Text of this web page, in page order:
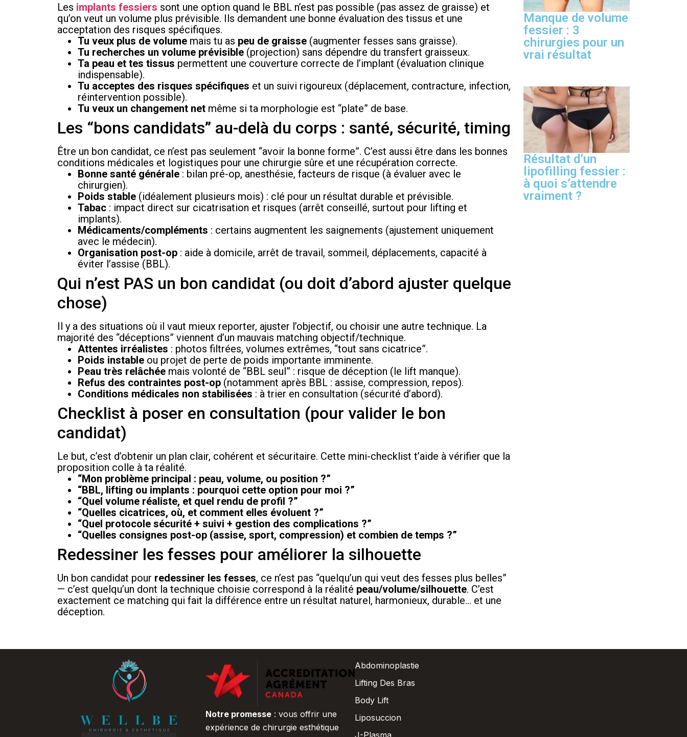
Les implants fessiers sont une option quand le BBL n’est pas possible (pas assez de graisse) et
qu’on veut un volume plus prévisible. Ils demandent une bonne évaluation des tissus et une
acceptation des risques spécifiques.
Tu veux plus de volume mais tu as peu de graisse (augmenter fesses sans graisse).
Tu recherches un volume prévisible (projection) sans dépendre du transfert graisseux.
Ta peau et tes tissus permettent une couverture correcte de l’implant (évaluation clinique
indispensable).
Tu acceptes des risques spécifiques et un suivi rigoureux (déplacement, contracture, infection,
réintervention possible).
Tu veux un changement net même si ta morphologie est “plate” de base.
Les “bons candidats” au-delà du corps : santé, sécurité, timing
Être un bon candidat, ce n’est pas seulement “avoir la bonne forme”. C’est aussi être dans les bonnes
conditions médicales et logistiques pour une chirurgie sûre et une récupération correcte.
Bonne santé générale : bilan pré-op, anesthésie, facteurs de risque (à évaluer avec le
chirurgien).
Poids stable (idéalement plusieurs mois) : clé pour un résultat durable et prévisible.
Tabac : impact direct sur cicatrisation et risques (arrêt conseillé, surtout pour lifting et
implants).
Médicaments/compléments : certains augmentent les saignements (ajustement uniquement
avec le médecin).
Organisation post-op : aide à domicile, arrêt de travail, sommeil, déplacements, capacité à
éviter l’assise (BBL).
Qui n’est PAS un bon candidat (ou doit d’abord ajuster quelque
chose)
Il y a des situations où il vaut mieux reporter, ajuster l’objectif, ou choisir une autre technique. La
majorité des “déceptions” viennent d’un mauvais matching objectif/technique.
Attentes irréalistes : photos filtrées, volumes extrêmes, “tout sans cicatrice”.
Poids instable ou projet de perte de poids importante imminente.
Peau très relâchée mais volonté de “BBL seul” : risque de déception (le lift manque).
Refus des contraintes post-op (notamment après BBL : assise, compression, repos).
Conditions médicales non stabilisées : à trier en consultation (sécurité d’abord).
Checklist à poser en consultation (pour valider le bon
candidat)
Le but, c’est d’obtenir un plan clair, cohérent et sécuritaire. Cette mini-checklist t’aide à vérifier que la
proposition colle à ta réalité.
“Mon problème principal : peau, volume, ou position ?”
“BBL, lifting ou implants : pourquoi cette option pour moi ?”
“Quel volume réaliste, et quel rendu de profil ?”
“Quelles cicatrices, où, et comment elles évoluent ?”
“Quel protocole sécurité + suivi + gestion des complications ?”
“Quelles consignes post-op (assise, sport, compression) et combien de temps ?”
Redessiner les fesses pour améliorer la silhouette
Un bon candidat pour redessiner les fesses, ce n’est pas “quelqu’un qui veut des fesses plus belles”
— c’est quelqu’un dont la technique choisie correspond à la réalité peau/volume/silhouette. C’est
exactement ce matching qui fait la différence entre un résultat naturel, harmonieux, durable… et une
déception.
Manque de volume
fessier : 3
chirurgies pour un
vrai résultat
Résultat d’un
lipofilling fessier :
à quoi s’attendre
vraiment ?
Notre promesse: vous offrir une
expérience de chirurgie esthétique
Abdominoplastie
Lifting Des Bras
Body Lift
Liposuccion
J-Plasma